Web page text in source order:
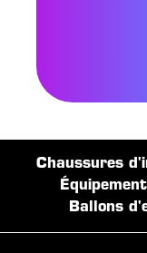
Chaussures
Ballons